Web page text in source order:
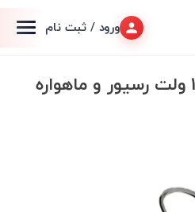
ورود / ثبت نام
برد پاور و تغذیه 12 ولت رسیور و ماهواره